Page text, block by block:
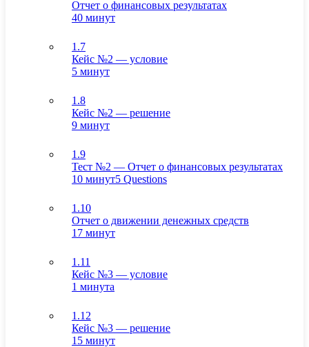
Отчет о финансовых результатах
40 минут
1.7
Кейс №2 — условие
5 минут
1.8
Кейс №2 — решение
9 минут
1.9
Тест №2 — Отчет о финансовых результатах
10 минут5 Questions
1.10
Отчет о движении денежных средств
17 минут
1.11
Кейс №3 — условие
1 минута
1.12
Кейс №3 — решение
15 минут